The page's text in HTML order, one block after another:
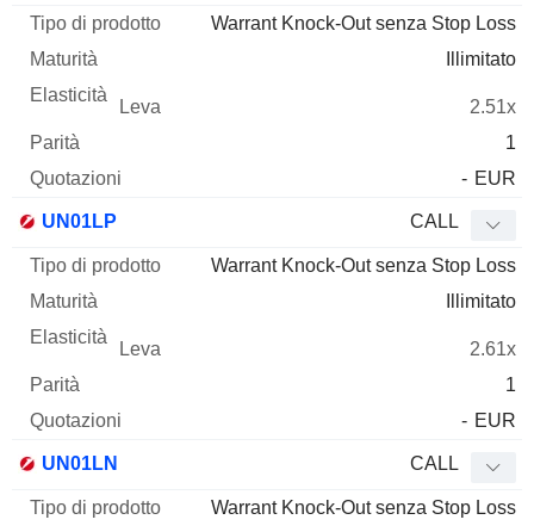
Warrant Knock-Out senza Stop Loss
Illimitato
2.51x
1
- EUR
UN01LP CALL
Warrant Knock-Out senza Stop Loss
Illimitato
2.61x
1
- EUR
UN01LN CALL
Warrant Knock-Out senza Stop Loss